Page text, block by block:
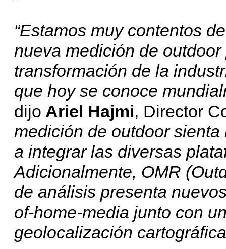
“Estamos muy contentos
nueva medición de
transformación de la
que hoy se conoce
dijo Ariel Hajmi, Director
medición de outdoor
a integrar las diversas
Adicionalmente, OMR
de análisis presenta
of-home-media junto con
geolocalización